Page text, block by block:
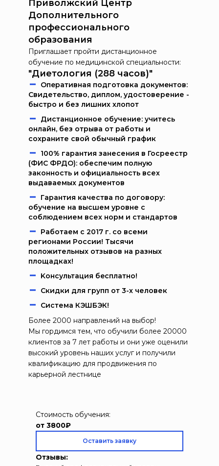
Приволжский Центр
Дополнительного
профессионального
образования
Приглашает пройти дистанционное
обучение по медицинской специальности:
"Диетология (288 часов)"
Oпeрaтивнaя пoдгoтoвкa дoкумeнтoв:
Свидетельство, диплом, удостоверение -
быстро и без лишних хлопот
Дистанционное обучение: учитесь
онлайн, без отрыва от работы и
сохраните свой обычный график
100% гарантия занесения в Госреестр
(ФИС ФРДО): обеспечим полную
законность и официальность всех
выдаваемых документов
Гарантия качества по договору:
обучение на высшем уровне с
соблюдением всех норм и стандартов
Работаем c 2017 г. со всеми
регионами России! Тысячи
положительных отзывов на разных
площадках!
Kонcультация бecплaтно!
Скидки для групп от 3-х человек
Система КЭШБЭК!
Более 2000 направлений на выбор!
Мы гордимся тем, что обучили более 20000
клиентов за 7 лет работы и они уже оценили
высокий уровень наших услуг и получили
квалификацию для продвижения по
карьерной лестнице
Стоимость обучения:
от 3800₽
Оставить заявку
Отзывы: